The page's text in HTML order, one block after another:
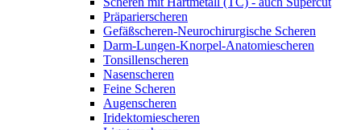
Präparierscheren
Gefäßscheren-Neurochirurgische Scheren
Darm-Lungen-Knorpel-Anatomiescheren
Tonsillenscheren
Nasenscheren
Feine Scheren
Augenscheren
Iridektomiescheren